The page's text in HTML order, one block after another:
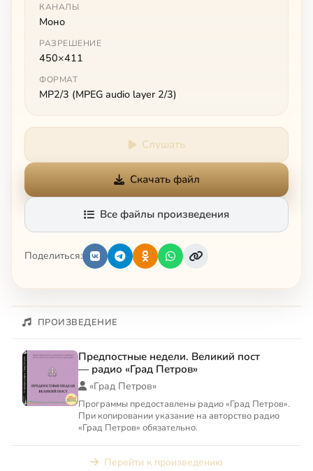
КАНАЛЫ
Моно
РАЗРЕШЕНИЕ
450×411
ФОРМАТ
MP2/3 (MPEG audio layer 2/3)
Слушать
Скачать файл
Все файлы произведения
Поделиться:
ПРОИЗВЕДЕНИЕ
Предпостные недели. Великий пост
— радио «Град Петров»
«Град Петров»
Программы предоставлены радио «Град Петров».
При копировании указание на авторство радио
«Град Петров» обязательно.
Перейти к произведению